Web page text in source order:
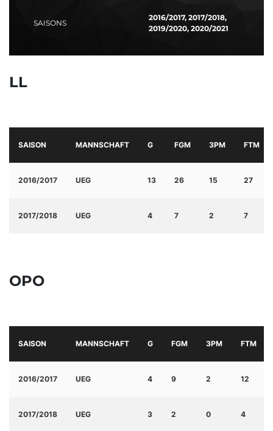
SAISONS
2016/2017, 2017/2018,
2019/2020, 2020/2021
LL
SAISON MANNSCHAFT G FGM 3PM FTM
2016/2017 UEG 13 26 15 27
2017/2018 UEG 4 7 2 7
OPO
SAISON MANNSCHAFT G FGM 3PM FTM
2016/2017 UEG 4 9 2 12
2017/2018 UEG 3 2 0 4